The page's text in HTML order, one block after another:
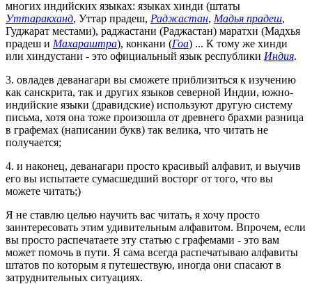
многих индийских языках: языках хинди (штаты
Уттаракханд, Уттар прадеш, Раджастан, Мадья прадеш,
Гуджарат местами), раджастани (Раджастан) маратхи (Мадхья
прадеш и Махараштра), конкани (Гоа) ... К тому же хинди
или хиндустани - это официальный язык республики Индия.
3. овладев деванагари вы сможете приблизиться к изучению
как санскрита, так и других языков северной Индии, южно-
индийские языки (дравидские) используют другую систему
письма, хотя она тоже произошла от древнего брахми разница
в графемах (написании букв) так велика, что читать не
получается;
4. и наконец, деванагари просто красивый алфавит, и выучив
его вы испытаете сумасшедший восторг от того, что вы
можете читать;)
Я не ставлю целью научить вас читать, я хочу просто
заинтересовать этим удивительным алфавитом. Впрочем, если
вы просто распечатаете эту статью с графемами - это вам
может помочь в пути. Я сама всегда распечатываю алфавиты
штатов по которым я путешествую, иногда они спасают в
затруднительных ситуациях.